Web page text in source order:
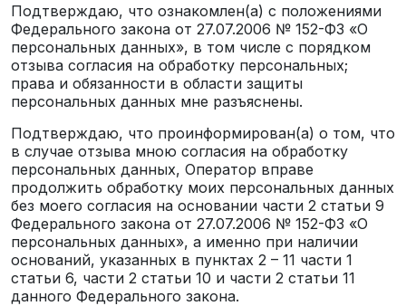
Подтверждаю, что ознакомлен(а) с положениями
Федерального закона от 27.07.2006 № 152-ФЗ «О
персональных данных», в том числе с порядком
отзыва согласия на обработку персональных;
права и обязанности в области защиты
персональных данных мне разъяснены.
Подтверждаю, что проинформирован(а) о том, что
в случае отзыва мною согласия на обработку
персональных данных, Оператор вправе
продолжить обработку моих персональных данных
без моего согласия на основании части 2 статьи 9
Федерального закона от 27.07.2006 № 152-ФЗ «О
персональных данных», а именно при наличии
оснований, указанных в пунктах 2 – 11 части 1
статьи 6, части 2 статьи 10 и части 2 статьи 11
данного Федерального закона.